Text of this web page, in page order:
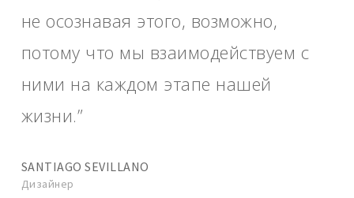
не осознавая этого, возможно,
потому что мы взаимодействуем с
ними на каждом этапе нашей
жизни.”
SANTIAGO SEVILLANO
Дизайнер